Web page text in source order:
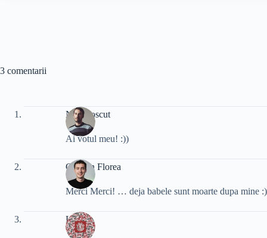
3 comentarii
Necunoscut
Ai votul meu! :))
Cristian Florea
Merci Merci! … deja babele sunt moarte dupa mine
Leah